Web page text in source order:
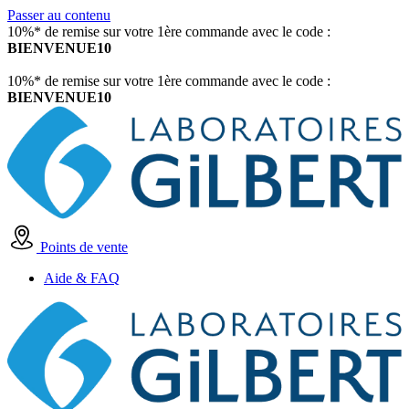
Passer au contenu
10%* de remise sur votre 1ère commande avec le code :
BIENVENUE10
10%* de remise sur votre 1ère commande avec le code :
BIENVENUE10
Points de vente
Aide & FAQ